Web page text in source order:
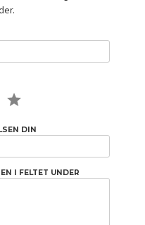
5 STAR
DIN
I FELTET UNDER